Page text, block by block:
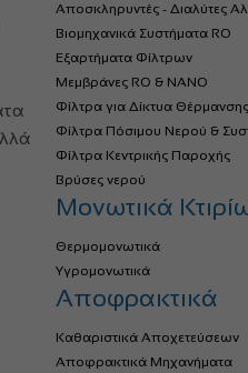
Αποσκληρυντές - Διαλύτες
Βιομηχανικά Συστήματα RO
Εξαρτήματα Φίλτρων
Μεμβράνες RO & NANO
Φίλτρα για Δίκτυα Θέρμανσης
Φίλτρα Πόσιμου Νερού &
Φίλτρα Κεντρικής Παροχής
Βρύσες νερού
Μονωτικά
Θερμομονωτικά
Υγρομονωτικά
Αποφρακτικά
Καθαριστικά Αποχετεύσεων
Αποφρακτικά Μηχανήματα